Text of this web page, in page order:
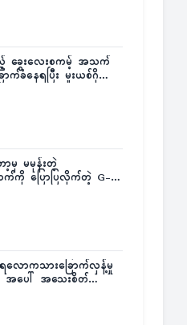
ခွေးလေးစကမ့် အသက်
ာက်ခံနေရပြီး မူးယစ်ဂိုဏ်း
မှ မမုန်းတဲ့
ကို ပြောပြလိုက်တဲ့ G-
လောကသားခြောက်လှန့်မှု
ပေါ် အသေးစိတ်